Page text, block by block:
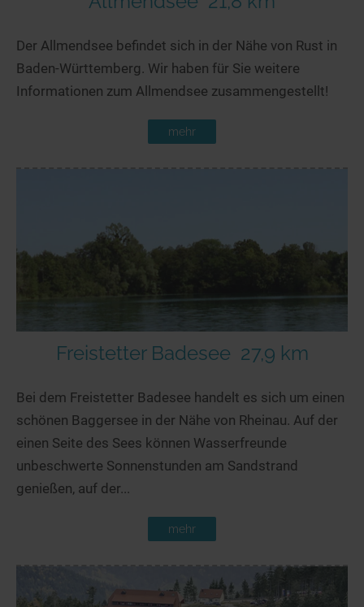
Der Allmendsee befindet sich in der Nähe von Rust in
Baden-Württemberg. Wir haben für Sie weitere
Informationen zum Allmendsee zusammengestellt!
mehr
Freistetter Badesee 27,9 km
Bei dem Freistetter Badesee handelt es sich um einen
schönen Baggersee in der Nähe von Rheinau. Auf der
einen Seite des Sees können Wasserfreunde
unbeschwerte Sonnenstunden am Sandstrand
genießen, auf der...
mehr